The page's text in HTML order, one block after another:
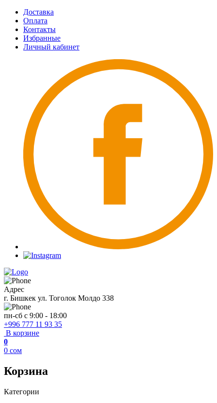
Доставка
Оплата
Контакты
Избранные
Личный кабинет
Адрес
г. Бишкек ул. Тоголок Молдо 338
пн-сб с 9:00 - 18:00
+996 777 11 93 35
В корзине
0
0 сом
Корзина
Категории